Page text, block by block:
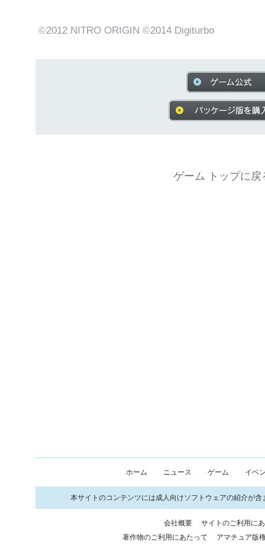
©2012 NITRO ORIGIN ©2014 Digiturbo
ゲーム トップに戻
ホーム ニュース ゲーム イベ
本サイトのコンテンツには成人向けソフトウェアの紹介が
会社概要
サイトのご利用に
著作物のご利用にあたって
アマチュア版